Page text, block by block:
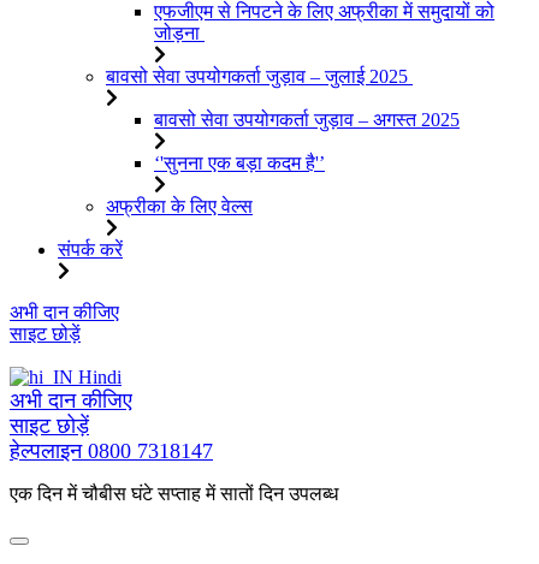
एफजीएम से निपटने के लिए अफ्रीका में समुदायों को
जोड़ना
बावसो सेवा उपयोगकर्ता जुड़ाव – जुलाई 2025
बावसो सेवा उपयोगकर्ता जुड़ाव – अगस्त 2025
‘'सुनना एक बड़ा कदम है'’
अफ्रीका के लिए वेल्स
संपर्क करें
इसे
छोड़कर
पर
बढ़ने
के
लिए
अभी दान कीजिए
साइट छोड़ें
Hindi
अभी दान कीजिए
साइट छोड़ें
हेल्पलाइन 0800 7318147
एक दिन में चौबीस घंटे सप्ताह में सातों दिन उपलब्ध